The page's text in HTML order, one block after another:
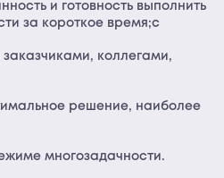
и готовность выполнить
за короткое время;c
заказчиками, коллегами,
решение, наиболее
многозадачности.